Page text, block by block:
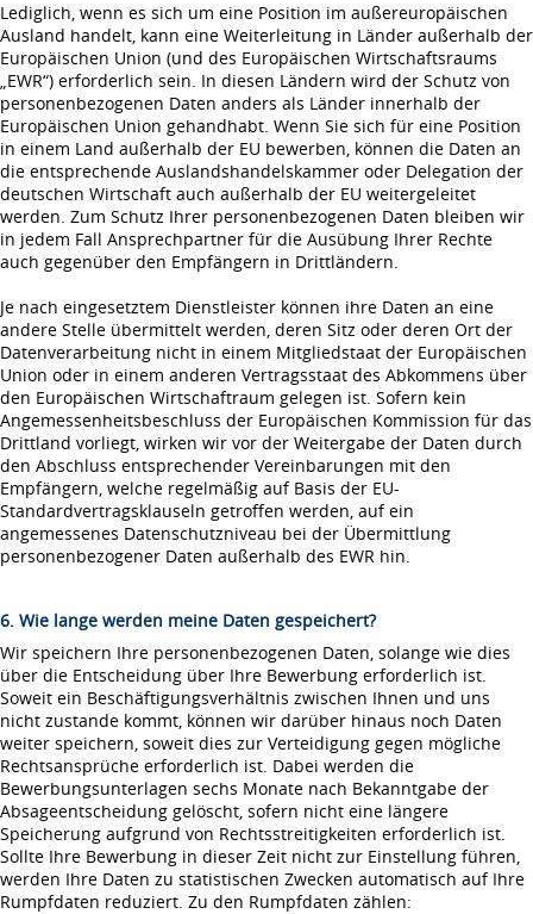
Lediglich, wenn es sich um eine Position im außereuropäischen
Ausland handelt, kann eine Weiterleitung in Länder außerhalb der
Europäischen Union (und des Europäischen Wirtschaftsraums
„EWR“) erforderlich sein. In diesen Ländern wird der Schutz von
personenbezogenen Daten anders als Länder innerhalb der
Europäischen Union gehandhabt. Wenn Sie sich für eine Position
in einem Land außerhalb der EU bewerben, können die Daten an
die entsprechende Auslandshandelskammer oder Delegation der
deutschen Wirtschaft auch außerhalb der EU weitergeleitet
werden. Zum Schutz Ihrer personenbezogenen Daten bleiben wir
in jedem Fall Ansprechpartner für die Ausübung Ihrer Rechte
auch gegenüber den Empfängern in Drittländern.
Je nach eingesetztem Dienstleister können ihre Daten an eine
andere Stelle übermittelt werden, deren Sitz oder deren Ort der
Datenverarbeitung nicht in einem Mitgliedstaat der Europäischen
Union oder in einem anderen Vertragsstaat des Abkommens über
den Europäischen Wirtschaftraum gelegen ist. Sofern kein
Angemessenheitsbeschluss der Europäischen Kommission für das
Drittland vorliegt, wirken wir vor der Weitergabe der Daten durch
den Abschluss entsprechender Vereinbarungen mit den
Empfängern, welche regelmäßig auf Basis der EU-
Standardvertragsklauseln getroffen werden, auf ein
angemessenes Datenschutzniveau bei der Übermittlung
personenbezogener Daten außerhalb des EWR hin.
6. Wie lange werden meine Daten gespeichert?
Wir speichern Ihre personenbezogenen Daten, solange wie dies
über die Entscheidung über Ihre Bewerbung erforderlich ist.
Soweit ein Beschäftigungsverhältnis zwischen Ihnen und uns
nicht zustande kommt, können wir darüber hinaus noch Daten
weiter speichern, soweit dies zur Verteidigung gegen mögliche
Rechtsansprüche erforderlich ist. Dabei werden die
Bewerbungsunterlagen sechs Monate nach Bekanntgabe der
Absageentscheidung gelöscht, sofern nicht eine längere
Speicherung aufgrund von Rechtsstreitigkeiten erforderlich ist.
Sollte Ihre Bewerbung in dieser Zeit nicht zur Einstellung führen,
werden Ihre Daten zu statistischen Zwecken automatisch auf Ihre
Rumpfdaten reduziert. Zu den Rumpfdaten zählen: